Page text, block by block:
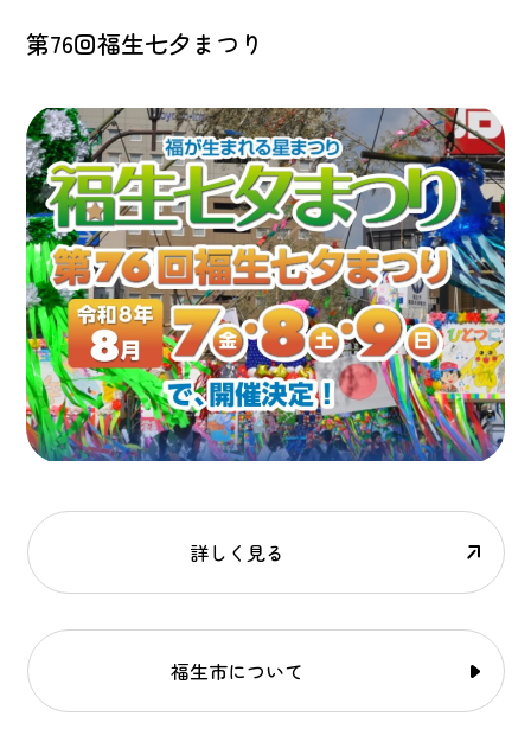
第76回福生七夕まつり
詳しく見る
福生市について